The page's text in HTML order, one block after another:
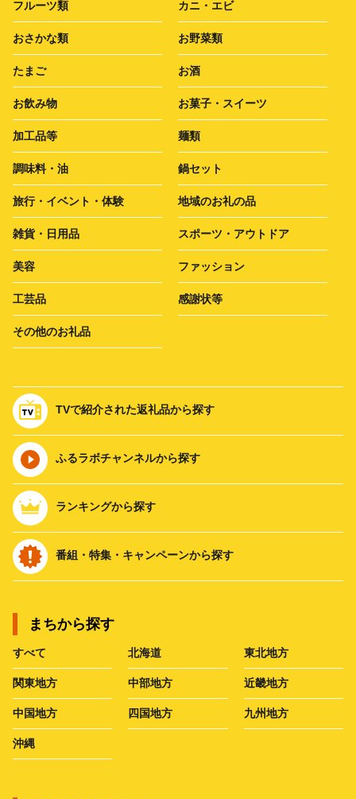
フルーツ類 カニ・エビ
おさかな類 お野菜類
たまご お酒
お飲み物 お菓子・スイーツ
加工品等 麺類
調味料・油 鍋セット
旅行・イベント・体験 地域のお礼の品
雑貨・日用品 スポーツ・アウトドア
美容 ファッション
工芸品 感謝状等
その他のお礼品
TVで紹介された返礼品から探す
ふるラボチャンネルから探す
ランキングから探す
番組・特集・キャンペーンから探す
まちから探す
すべて 北海道 東北地方
関東地方 中部地方 近畿地方
中国地方 四国地方 九州地方
沖縄